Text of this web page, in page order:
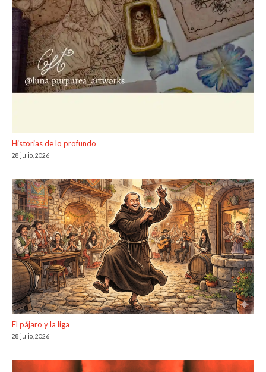
Historias de lo profundo
28 julio, 2026
El pájaro y la liga
28 julio, 2026